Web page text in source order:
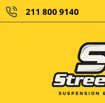
211 800 9140